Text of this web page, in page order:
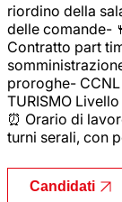
riordino della
delle comande-
Contratto part
proroghe- CCNL
TURISMO
⏰ Orario di
turni serali, con
Candidati